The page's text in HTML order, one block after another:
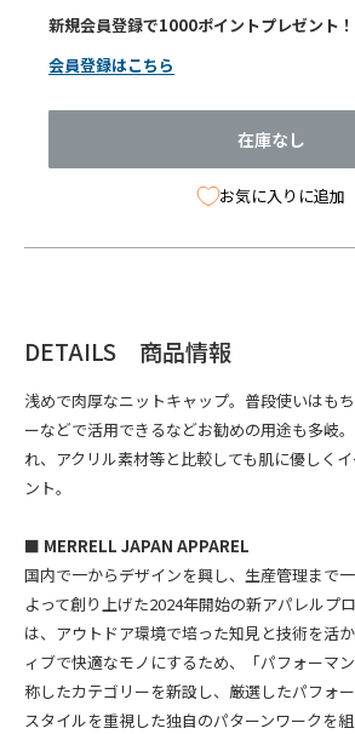
新規会員登録で1000ポイントプレゼント！
会員登録はこちら
在庫なし
お気に入りに追加
DETAILS 商品情報
浅めで肉厚なニットキャップ。普段使いはも
ーなどで活用できるなどお勧めの用途も多岐
れ、アクリル素材等と比較しても肌に優しく
ント。
■ MERRELL JAPAN APPAREL
国内で一からデザインを興し、生産管理まで
よって創り上げた2024年開始の新アパレルプ
は、アウトドア環境で培った知見と技術を活
ィブで快適なモノにするため、「パフォーマ
称したカテゴリーを新設し、厳選したパフォ
スタイルを重視した独自のパターンワークを